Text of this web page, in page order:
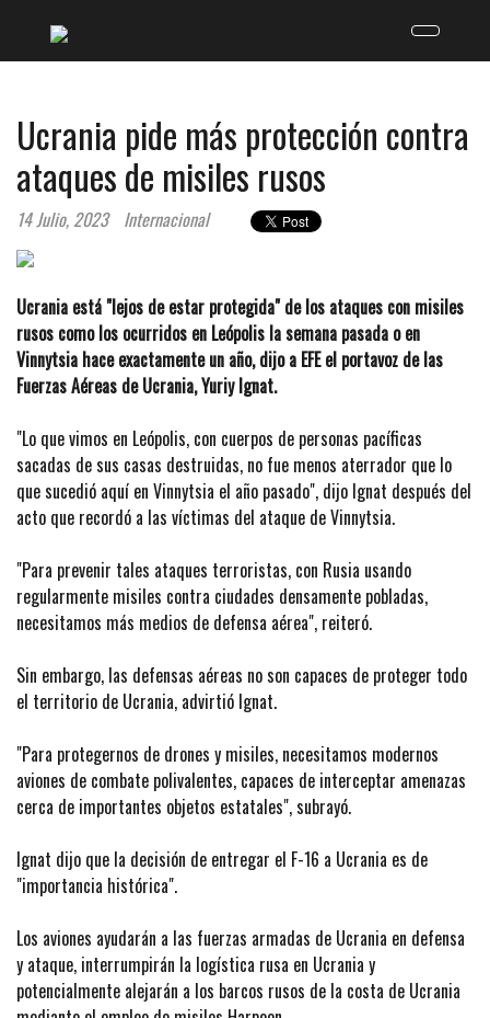
Ucrania pide más protección contra
ataques de misiles rusos
14 Julio, 2023 Internacional
Ucrania está "lejos de estar protegida" de los ataques con misiles
rusos como los ocurridos en Leópolis la semana pasada o en
Vinnytsia hace exactamente un año, dijo a EFE el portavoz de las
Fuerzas Aéreas de Ucrania, Yuriy Ignat.
"Lo que vimos en Leópolis, con cuerpos de personas pacíficas
sacadas de sus casas destruidas, no fue menos aterrador que lo
que sucedió aquí en Vinnytsia el año pasado", dijo Ignat después del
acto que recordó a las víctimas del ataque de Vinnytsia.
"Para prevenir tales ataques terroristas, con Rusia usando
regularmente misiles contra ciudades densamente pobladas,
necesitamos más medios de defensa aérea", reiteró.
Sin embargo, las defensas aéreas no son capaces de proteger todo
el territorio de Ucrania, advirtió Ignat.
"Para protegernos de drones y misiles, necesitamos modernos
aviones de combate polivalentes, capaces de interceptar amenazas
cerca de importantes objetos estatales", subrayó.
Ignat dijo que la decisión de entregar el F-16 a Ucrania es de
"importancia histórica".
Los aviones ayudarán a las fuerzas armadas de Ucrania en defensa
y ataque, interrumpirán la logística rusa en Ucrania y
potencialmente alejarán a los barcos rusos de la costa de Ucrania